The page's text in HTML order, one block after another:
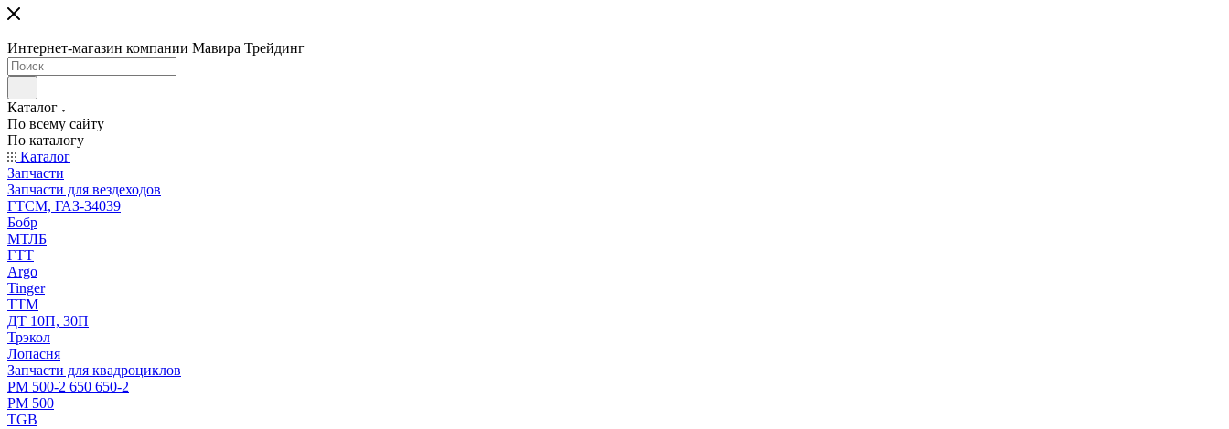
Интернет-магазин компании Мавира Трейдинг
Каталог
По всему сайту
По каталогу
Каталог
Запчасти
Запчасти для вездеходов
ГТСМ, ГАЗ-34039
Бобр
МТЛБ
ГТТ
Argo
Tinger
ТТМ
ДТ 10П, 30П
Трэкол
Лопасня
Запчасти для квадроциклов
РМ 500-2 650 650-2
РМ 500
TGB